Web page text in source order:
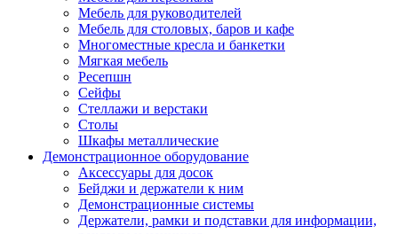
Мебель для руководителей
Мебель для столовых, баров и кафе
Многоместные кресла и банкетки
Мягкая мебель
Ресепшн
Сейфы
Стеллажи и верстаки
Столы
Шкафы металлические
Демонстрационное оборудование
Аксессуары для досок
Бейджи и держатели к ним
Демонстрационные системы
Держатели, рамки и подставки для информации,